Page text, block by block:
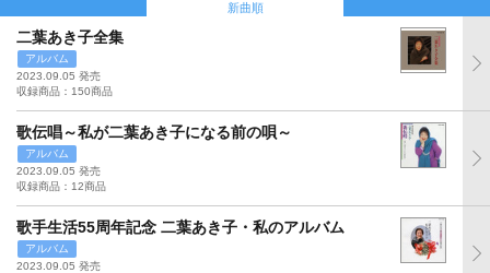
新曲順
二葉あき子全集
アルバム
2023.09.05 発売
収録商品：150商品
歌伝唱～私が二葉あき子になる前の唄～
アルバム
2023.09.05 発売
収録商品：12商品
歌手生活55周年記念 二葉あき子・私のアルバム
アルバム
2023.09.05 発売